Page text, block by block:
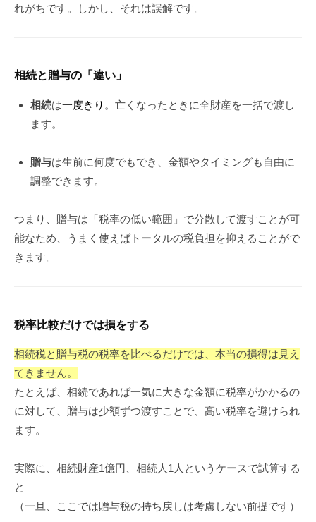
れがちです。しかし、それは誤解です。
相続と贈与の「違い」
相続は一度きり 。亡くなったときに全財産を一括で渡し
ます。
贈与は生前に何度でもでき
、金額やタイミングも自由に
調整できます。
つまり、贈与は「税率の低い範囲」で分散して渡すことが可
能なため、うまく使えばトータルの税負担を抑えることがで
きます。
税率比較だけでは損をする
相続税と贈与税の税率を比べるだけでは、本当の損得は見え
てきません。
たとえば、相続であれば一気に大きな金額に税率がかかるの
に対して、贈与は少額ずつ渡すことで、高い税率を避けられ
ます。
実際に、相続財産1億円、相続人1人というケースで試算する
と
（一旦、ここでは贈与税の持ち戻しは考慮しない前提です）